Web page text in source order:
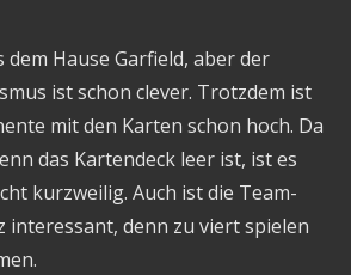
Hause Garfield, aber der
ist schon clever. Trotzdem ist
mit den Karten schon hoch. Da
das Kartendeck leer ist, ist es
kurzweilig. Auch ist die Team-
interessant, denn zu viert spielen